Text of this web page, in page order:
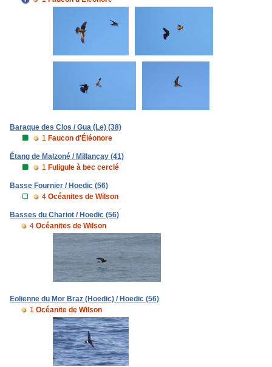
Baraque des Clos / Gua (Le) (38)
1 Faucon d'Éléonore
Étang de Malzoné / Millançay (41)
1 Fuligule à bec cerclé
Basse Fournier / Hoedic (56)
4 Océanites de Wilson
Basses du Chariot / Hoedic (56)
4 Océanites de Wilson
Eolienne du Mor Braz (Hoedic) / Hoedic (56)
1 Océanite de Wilson